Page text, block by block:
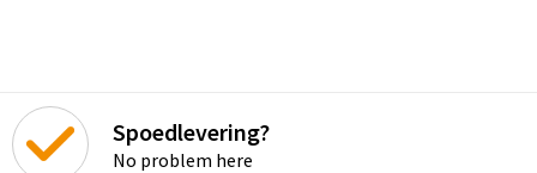
Spoedlevering?
No problem here